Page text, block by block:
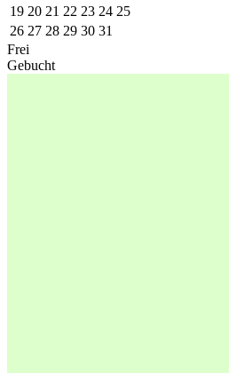
19 20 21 22 23 24 25
26 27 28 29 30 31
Frei
Gebucht